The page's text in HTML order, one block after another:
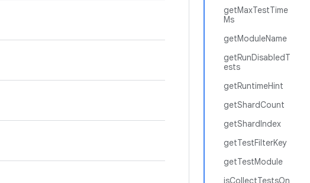
getMaxTestTime
Ms
getModuleName
getRunDisabledT
ests
getRuntimeHint
getShardCount
getShardIndex
getTestFilterKey
getTestModule
isCollectTestsOn